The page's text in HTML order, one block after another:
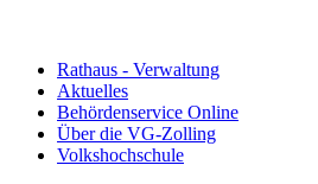
Rathaus - Verwaltung
Aktuelles
Behördenservice Online
Über die VG-Zolling
Volkshochschule